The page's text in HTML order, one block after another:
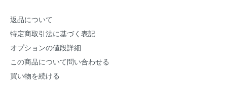
返品について
特定商取引法に基づく表記
オプションの値段詳細
この商品について問い合わせる
買い物を続ける